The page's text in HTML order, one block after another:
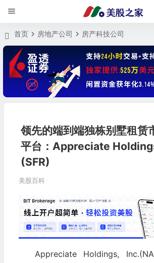
首页 房地产公司 房产科技公司
领先的端到端独栋别墅租赁
平台：Appreciate
(SFR)
美股百科
Appreciate Holdings,